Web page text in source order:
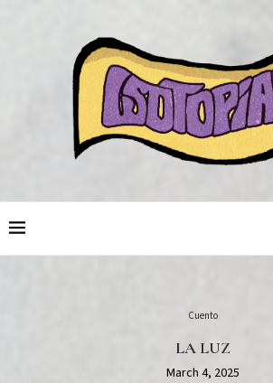
Cuento
LA LUZ
March 4, 2025